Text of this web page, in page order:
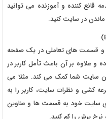
قانع کننده و آموزنده می توانید
در سایت کنید.
و قسمت های تعاملی در یک صفحه
و علاوه بر آن باعث تأمل کاربر در
سایت شما کمک می کند. مثلا می
کشی و نظرات سایت، کاربر را به
سایت خود به قسمت ها و عناوین
پرش را کم کنید.